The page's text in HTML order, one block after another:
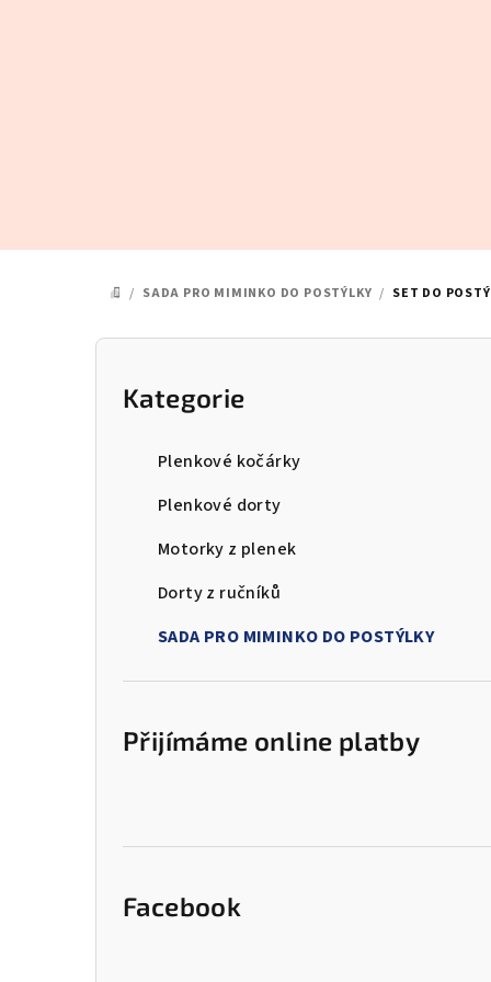
DOMŮ
/ SADA PRO MIMINKO DO POSTÝLKY / SET DO
P
Přeskočit
kategorie
Kategorie
Plenkové kočárky
Plenkové dorty
Motorky z plenek
Dorty z ručníků
SADA PRO MIMINKO DO POSTÝLKY
Přijímáme online platby
Facebook